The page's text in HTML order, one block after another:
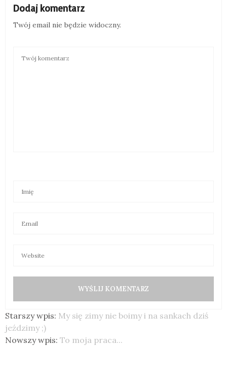
Dodaj komentarz
Twój email nie będzie widoczny.
Starszy wpis: My się zimy nie boimy i na sankach dziś
jeździmy ;)
Nowszy wpis: To moja praca...